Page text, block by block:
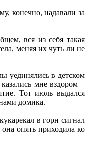
конечно, надавали за
вся из себя такая
меняя их чуть ли не
уединялись в детском
мне вздором –
Тот июль выдался
домика.
в горн сигнал
опять приходила ко